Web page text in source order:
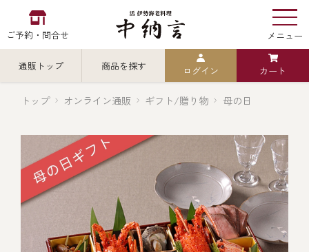
ご予約・問合せ メニュー
中納言の お食い初め
中納言の伊勢海老
用途・シーン
通販トップ 商品を探す
カテゴリから探す 全ての商品を見る
伊勢海老
ログイン カート
トップ オンライン通販 ギフト/贈り物 母の日